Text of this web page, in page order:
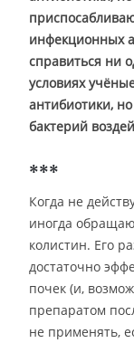
инфекционных
справиться ни
условиях
антибиотики,
бактерий
***
Когда не
иногда
колистин. Его
достаточно
почек (и,
препаратом
не применять,